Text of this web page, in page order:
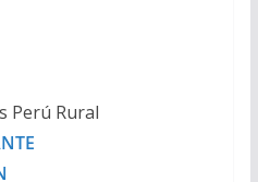
Perú Rural